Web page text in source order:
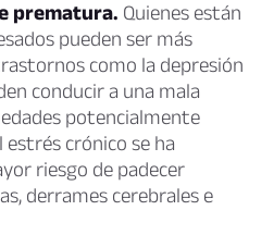
prematura. Quienes están
pueden ser más
como la depresión
conducir a una mala
potencialmente
crónico se ha
riesgo de padecer
derrames cerebrales e